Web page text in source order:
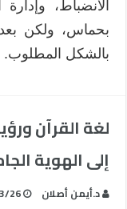
الانضباط،
بحماس، ولكن
بالشكل
لغة القرآن
إلى الهوية
د.أيمن أصلان 26